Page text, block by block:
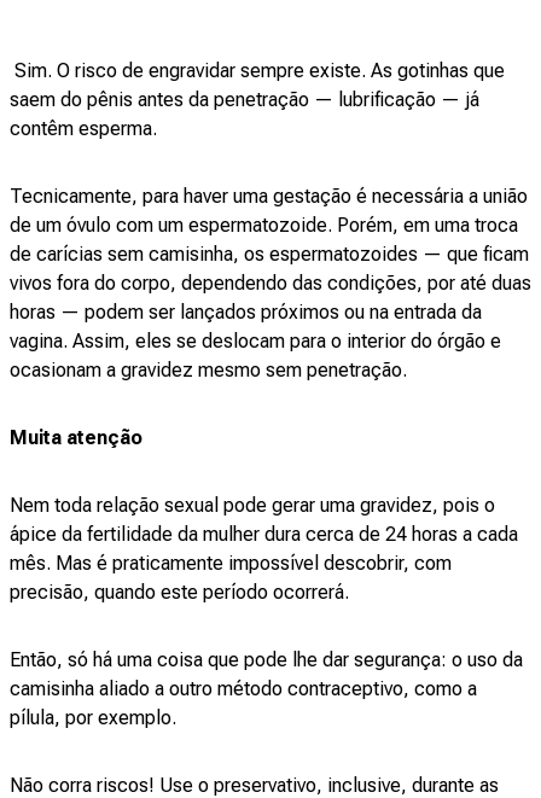
Sim. O risco de engravidar sempre existe. As gotinhas que
saem do pênis antes da penetração — lubrificação — já
contêm esperma.
Tecnicamente, para haver uma gestação é necessária a união
de um óvulo com um espermatozoide. Porém, em uma troca
de carícias sem camisinha, os espermatozoides — que ficam
vivos fora do corpo, dependendo das condições, por até duas
horas — podem ser lançados próximos ou na entrada da
vagina. Assim, eles se deslocam para o interior do órgão e
ocasionam a gravidez mesmo sem penetração.
Muita atenção
Nem toda relação sexual pode gerar uma gravidez, pois o
ápice da fertilidade da mulher dura cerca de 24 horas a cada
mês. Mas é praticamente impossível descobrir, com
precisão, quando este período ocorrerá.
Então, só há uma coisa que pode lhe dar segurança: o uso da
camisinha aliado a outro método contraceptivo, como a
pílula, por exemplo.
Não corra riscos! Use o preservativo, inclusive, durante as